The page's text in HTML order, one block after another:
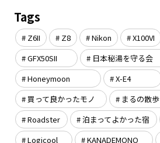
Tags
Z6II Z8 Nikon X100VI
GFX50SII
日本秘湯を守る会
Honeymoon
X-E4
買って良かったモノ
まるの散歩
Roadster
泊まってよかった宿
Logicool
KANADEMONO